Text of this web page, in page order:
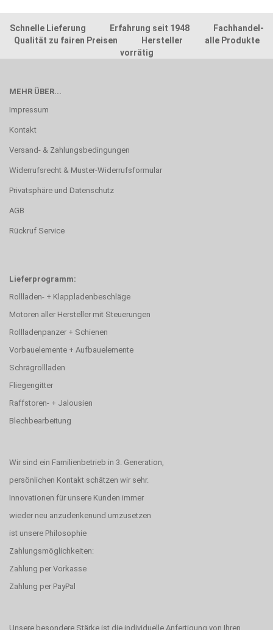
Schnelle Lieferung Erfahrung seit 1948 Fachhandel-
Qualität zu fairen Preisen Hersteller alle Produkte
vorrätig
MEHR ÜBER...
Impressum
Kontakt
Versand- & Zahlungsbedingungen
Widerrufsrecht & Muster-Widerrufsformular
Privatsphäre und Datenschutz
AGB
Rückruf Service
Lieferprogramm:
Rollladen- + Klappladenbeschläge
Motoren aller Hersteller mit Steuerungen
Rollladenpanzer + Schienen
Vorbauelemente + Aufbauelemente
Schrägrollladen
Fliegengitter
Raffstoren- + Jalousien
Blechbearbeitung
Wir sind ein Familienbetrieb in 3. Generation,
persönlichen Kontakt schätzen wir sehr.
Innovationen für unsere Kunden immer
wieder neu anzudenkenund umzusetzen
ist unsere Philosophie
Zahlungsmöglichkeiten:
Zahlung per Vorkasse
Zahlung per PayPal
Unsere besondere Stärke ist die individuelle Anfertigung von Ihren